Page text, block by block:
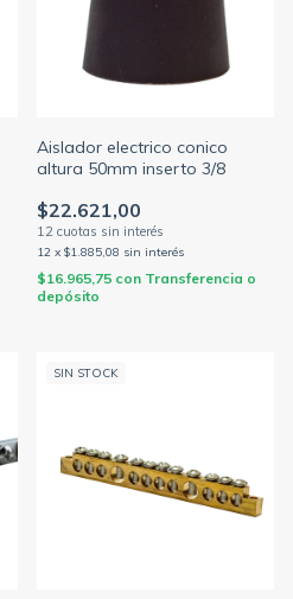
Aislador electrico conico
altura 50mm inserto 3/8
$22.621,00
12 x $1.885,08 sin interés
$16.965,75 con Transferencia o
depósito
SIN STOCK